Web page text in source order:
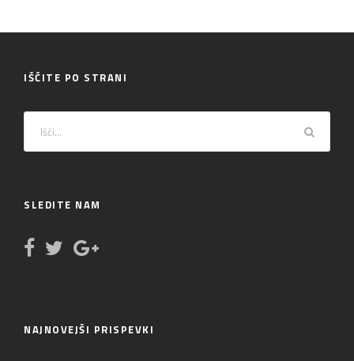
IŠČITE PO STRANI
SLEDITE NAM
NAJNOVEJŠI PRISPEVKI